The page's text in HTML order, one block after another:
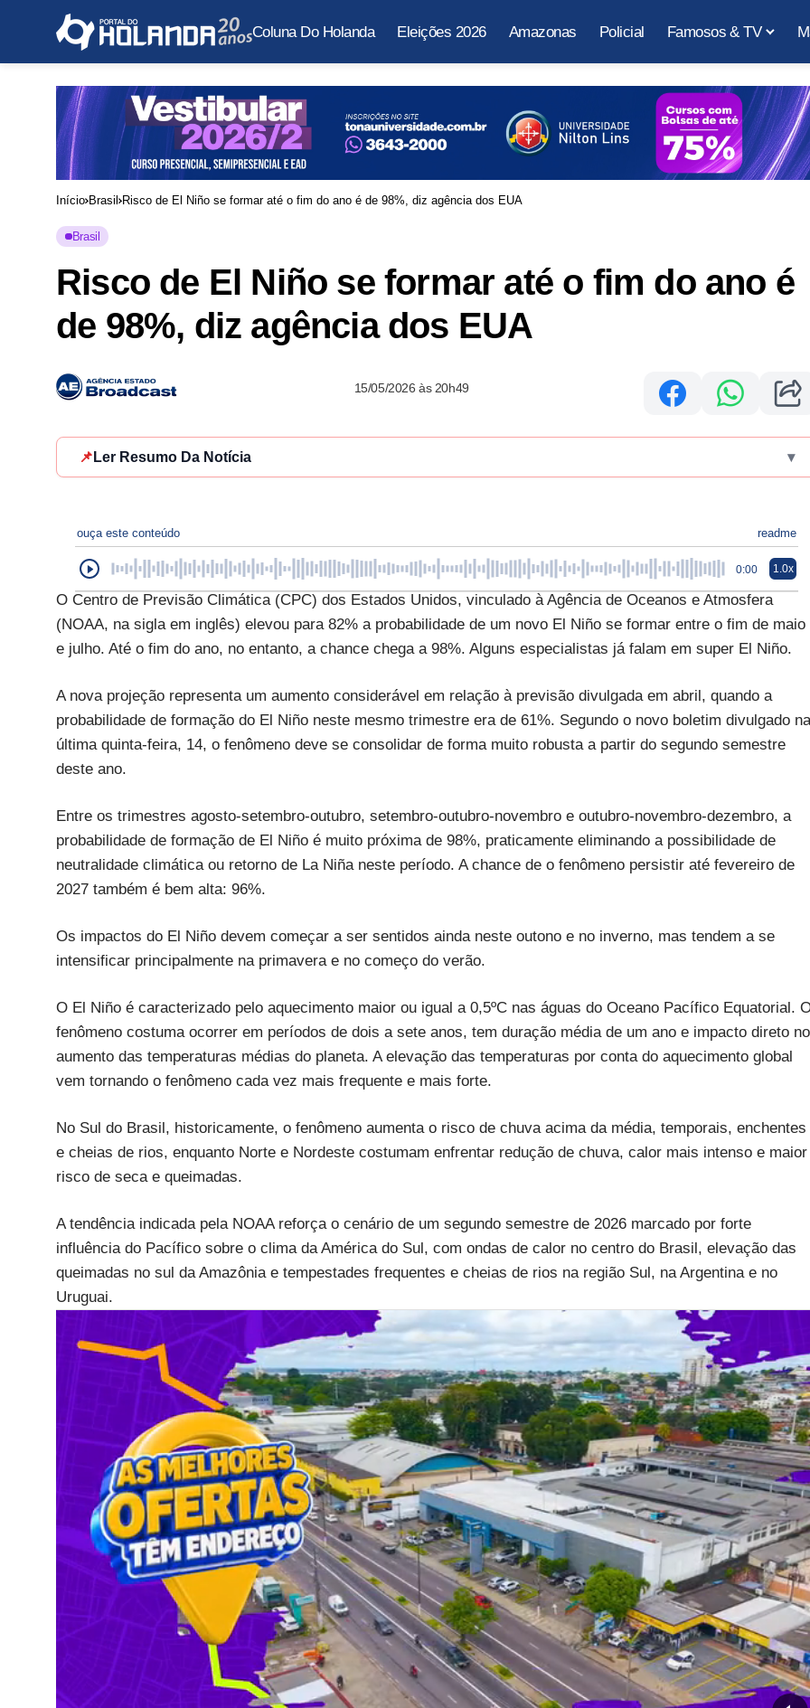
Coluna Do Holanda Eleições 2026 Amazonas Policial Famosos & TV
Início Brasil Risco de El Niño se formar até o fim do ano é de 98%, diz agência dos EUA
Brasil
Risco de El Niño se formar até o fim do ano é
de 98%, diz agência dos EUA
15/05/2026 às 20h49
📌 Ler Resumo Da Notícia ▾
ouça este conteúdo readme
0:00 1.0x
O Centro de Previsão Climática (CPC) dos Estados Unidos, vinculado à Agência de Oceanos e Atmosfera
(NOAA, na sigla em inglês) elevou para 82% a probabilidade de um novo El Niño se formar entre o fim de maio
e julho. Até o fim do ano, no entanto, a chance chega a 98%. Alguns especialistas já falam em super El Niño.
A nova projeção representa um aumento considerável em relação à previsão divulgada em abril, quando a
probabilidade de formação do El Niño neste mesmo trimestre era de 61%. Segundo o novo boletim divulgado na
última quinta-feira, 14, o fenômeno deve se consolidar de forma muito robusta a partir do segundo semestre
deste ano.
Entre os trimestres agosto-setembro-outubro, setembro-outubro-novembro e outubro-novembro-dezembro, a
probabilidade de formação de El Niño é muito próxima de 98%, praticamente eliminando a possibilidade de
neutralidade climática ou retorno de La Niña neste período. A chance de o fenômeno persistir até fevereiro de
2027 também é bem alta: 96%.
Os impactos do El Niño devem começar a ser sentidos ainda neste outono e no inverno, mas tendem a se
intensificar principalmente na primavera e no começo do verão.
O El Niño é caracterizado pelo aquecimento maior ou igual a 0,5ºC nas águas do Oceano Pacífico Equatorial.
fenômeno costuma ocorrer em períodos de dois a sete anos, tem duração média de um ano e impacto direto no
aumento das temperaturas médias do planeta. A elevação das temperaturas por conta do aquecimento global
vem tornando o fenômeno cada vez mais frequente e mais forte.
No Sul do Brasil, historicamente, o fenômeno aumenta o risco de chuva acima da média, temporais, enchentes
e cheias de rios, enquanto Norte e Nordeste costumam enfrentar redução de chuva, calor mais intenso e maior
risco de seca e queimadas.
A tendência indicada pela NOAA reforça o cenário de um segundo semestre de 2026 marcado por forte
influência do Pacífico sobre o clima da América do Sul, com ondas de calor no centro do Brasil, elevação das
queimadas no sul da Amazônia e tempestades frequentes e cheias de rios na região Sul, na Argentina e no
Uruguai.